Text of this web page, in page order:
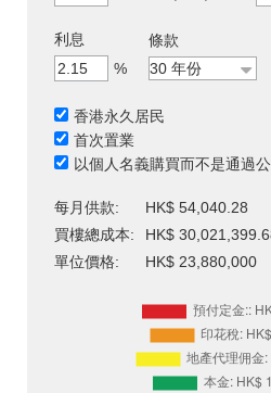
利息
%
條款
香港永久居民
首次置業
以個人名義購買而不是通過公
每月供款:
HK$ 54,040.28
買樓總成本:
HK$
單位價格:
HK$ 23,880,000